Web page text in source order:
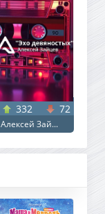
332 72
Алексей Зай...